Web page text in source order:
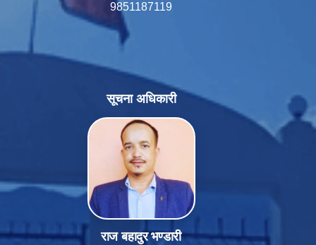
9851187119
सूचना अधिकारी
राज बहादुर भण्डारी